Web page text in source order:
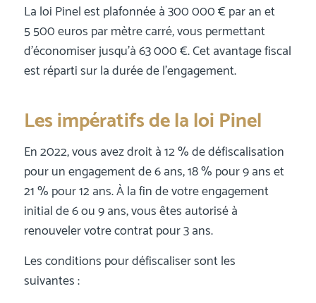
La loi Pinel est plafonnée à 300 000 € par an et
5 500 euros par mètre carré, vous permettant
d’économiser jusqu’à 63 000 €. Cet avantage fiscal
est réparti sur la durée de l’engagement.
Les impératifs de la loi Pinel
En 2022, vous avez droit à 12 % de défiscalisation
pour un engagement de 6 ans, 18 % pour 9 ans et
21 % pour 12 ans. À la fin de votre engagement
initial de 6 ou 9 ans, vous êtes autorisé à
renouveler votre contrat pour 3 ans.
Les conditions pour défiscaliser sont les
suivantes :